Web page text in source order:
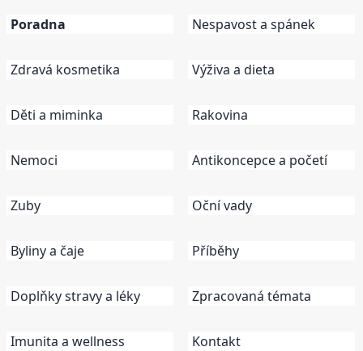
Poradna
Zdravá kosmetika
Děti a miminka
Nemoci
Zuby
Byliny a čaje
Doplňky stravy a léky
Imunita a wellness
Nespavost a spánek
Výživa a dieta
Rakovina
Antikoncepce a početí
Oční vady
Příběhy
Zpracovaná témata
Kontakt